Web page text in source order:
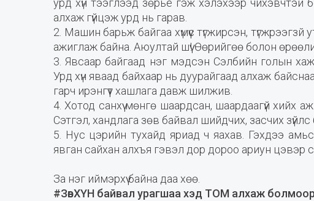
урд хүн тээглээд зөрье гэж хэлэхээр чихэвчтэй
алхаж гүйцэж урд нь гарав.
2. Машин барьж байгаа хүмүүс түгжирсэн,
ажиглаж байна. Аюултай шүү! Өөрийгөө болон
3. Явсаар байгаад нэг мэдсэн Сэлбийн голын
Урд хүн яваад байхаар нь дуурайгаад алхаж
гарч ирэнгүүт хашлага давж шилжив.
4. Хотод санхүү мөнгө шаардсан, шаардаагүй хийх
Сэтгэл, хандлага зөв байвал шийдчих, засчих зүйлс
5. Нус цэрийн тухайд яриад ч яахав. Гэхдээ
явган сайхан алхъя гэвэл дор дороо ариун цэвэр
За нэг иймэрхүү байна даа хөө.
#ЗөвХҮН байвал урагшаа хэд ТОМ алхаж